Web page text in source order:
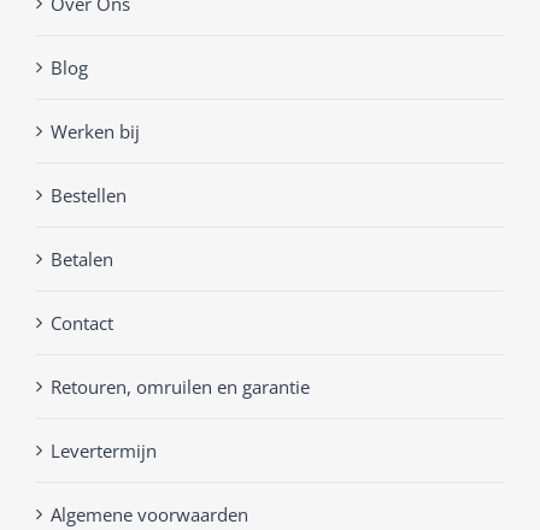
Blog
Werken bij
Bestellen
Betalen
Contact
Retouren, omruilen en garantie
Levertermijn
Algemene voorwaarden